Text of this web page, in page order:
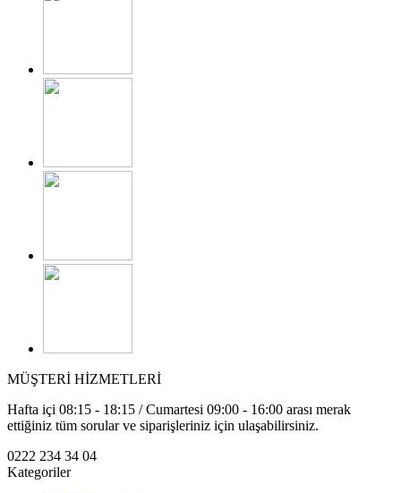
MÜŞTERİ HİZMETLERİ
Hafta içi 08:15 - 18:15 / Cumartesi 09:00 - 16:00 arası merak
ettiğiniz tüm sorular ve siparişleriniz için ulaşabilirsiniz.
0222 234 34 04
Kategoriler